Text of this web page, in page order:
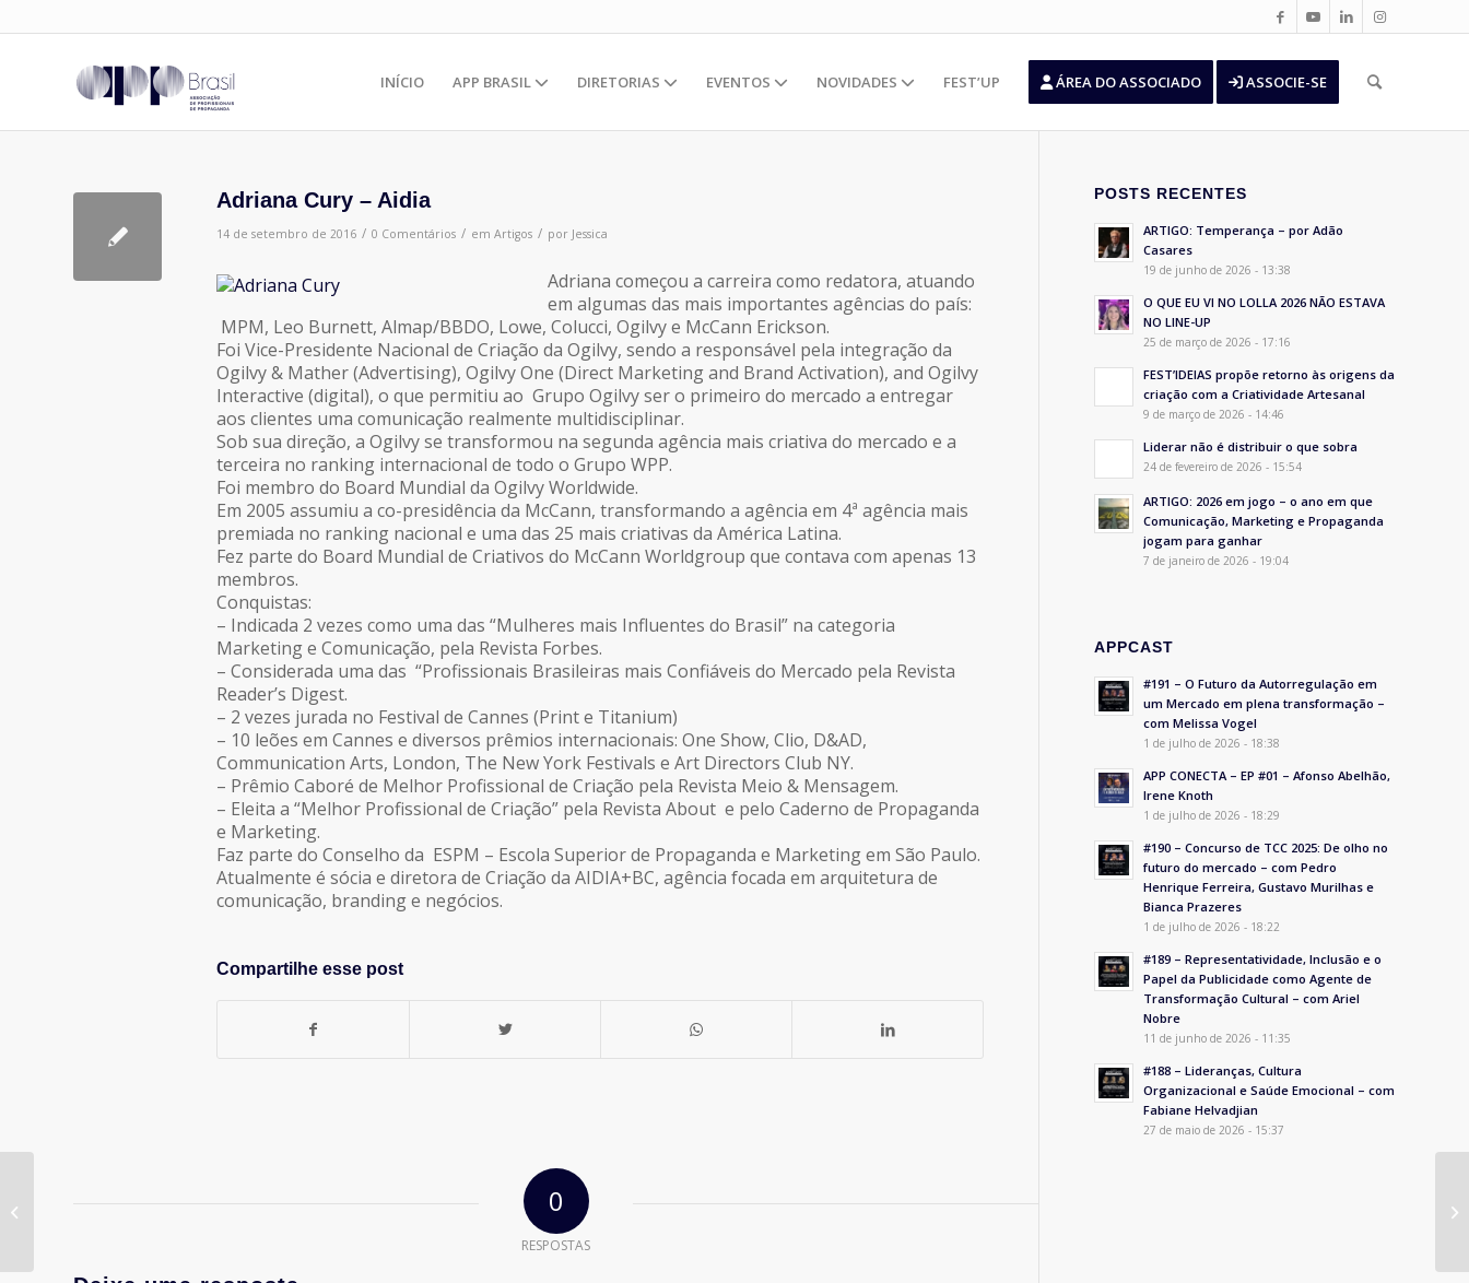
INÍCIO APP BRASIL DIRETORIAS EVENTOS NOVIDADES FEST’UP ÁREA DO ASSOCIADO ASSOCIE-SE
Adriana Cury – Aidia
14 de setembro de 2016 / 0 Comentários / em Artigos / por Jessica
Adriana começou a carreira como redatora, atuando
em algumas das mais importantes agências do país:
MPM, Leo Burnett, Almap/BBDO, Lowe, Colucci, Ogilvy e McCann Erickson.
Foi Vice-Presidente Nacional de Criação da Ogilvy, sendo a responsável pela integração da
Ogilvy & Mather (Advertising), Ogilvy One (Direct Marketing and Brand Activation), and Ogilvy
Interactive (digital), o que permitiu ao Grupo Ogilvy ser o primeiro do mercado a entregar
aos clientes uma comunicação realmente multidisciplinar.
Sob sua direção, a Ogilvy se transformou na segunda agência mais criativa do mercado e a
terceira no ranking internacional de todo o Grupo WPP.
Foi membro do Board Mundial da Ogilvy Worldwide.
Em 2005 assumiu a co-presidência da McCann, transformando a agência em 4ª agência mais
premiada no ranking nacional e uma das 25 mais criativas da América Latina.
Fez parte do Board Mundial de Criativos do McCann Worldgroup que contava com apenas 13
membros.
Conquistas:
– Indicada 2 vezes como uma das “Mulheres mais Influentes do Brasil” na categoria
Marketing e Comunicação, pela Revista Forbes.
– Considerada uma das “Profissionais Brasileiras mais Confiáveis do Mercado pela Revista
Reader’s Digest.
– 2 vezes jurada no Festival de Cannes (Print e Titanium)
– 10 leões em Cannes e diversos prêmios internacionais: One Show, Clio, D&AD,
Communication Arts, London, The New York Festivals e Art Directors Club NY.
– Prêmio Caboré de Melhor Profissional de Criação pela Revista Meio & Mensagem.
– Eleita a “Melhor Profissional de Criação” pela Revista About e pelo Caderno de Propaganda
e Marketing.
Faz parte do Conselho da ESPM – Escola Superior de Propaganda e Marketing em São Paulo.
Atualmente é sócia e diretora de Criação da AIDIA+BC, agência focada em arquitetura de
comunicação, branding e negócios.
Compartilhe esse post
0
RESPOSTAS
POSTS RECENTES
ARTIGO: Temperança – por Adão
Casares
19 de junho de 2026 - 13:38
O QUE EU VI NO LOLLA 2026 NÃO ESTAVA
NO LINE-UP
25 de março de 2026 - 17:16
FEST’IDEIAS propõe retorno às origens da
criação com a Criatividade Artesanal
9 de março de 2026 - 14:46
Liderar não é distribuir o que sobra
24 de fevereiro de 2026 - 15:54
ARTIGO: 2026 em jogo – o ano em que
Comunicação, Marketing e Propaganda
jogam para ganhar
7 de janeiro de 2026 - 19:04
APPCAST
#191 – O Futuro da Autorregulação em
um Mercado em plena transformação –
com Melissa Vogel
1 de julho de 2026 - 18:38
APP CONECTA – EP #01 – Afonso Abelhão,
Irene Knoth
1 de julho de 2026 - 18:29
#190 – Concurso de TCC 2025: De olho no
futuro do mercado – com Pedro
Henrique Ferreira, Gustavo Murilhas e
Bianca Prazeres
1 de julho de 2026 - 18:22
#189 – Representatividade, Inclusão e o
Papel da Publicidade como Agente de
Transformação Cultural – com Ariel
Nobre
11 de junho de 2026 - 11:35
#188 – Lideranças, Cultura
Organizacional e Saúde Emocional – com
Fabiane Helvadjian
27 de maio de 2026 - 15:37